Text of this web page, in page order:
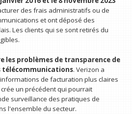
des frais administratifs ou de
et ont déposé des
Les clients qui se sont retirés du
les problèmes de transparence de
. Verizon a
de facturation plus claires
un précédent qui pourrait
surveillance des pratiques de
l'ensemble du secteur.